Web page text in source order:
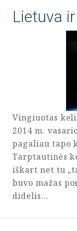
Lietuva
Vingiuotas
2014 m.
pagaliau tapo
Tarptautinės
iškart net tu
buvo mažas
didelis…